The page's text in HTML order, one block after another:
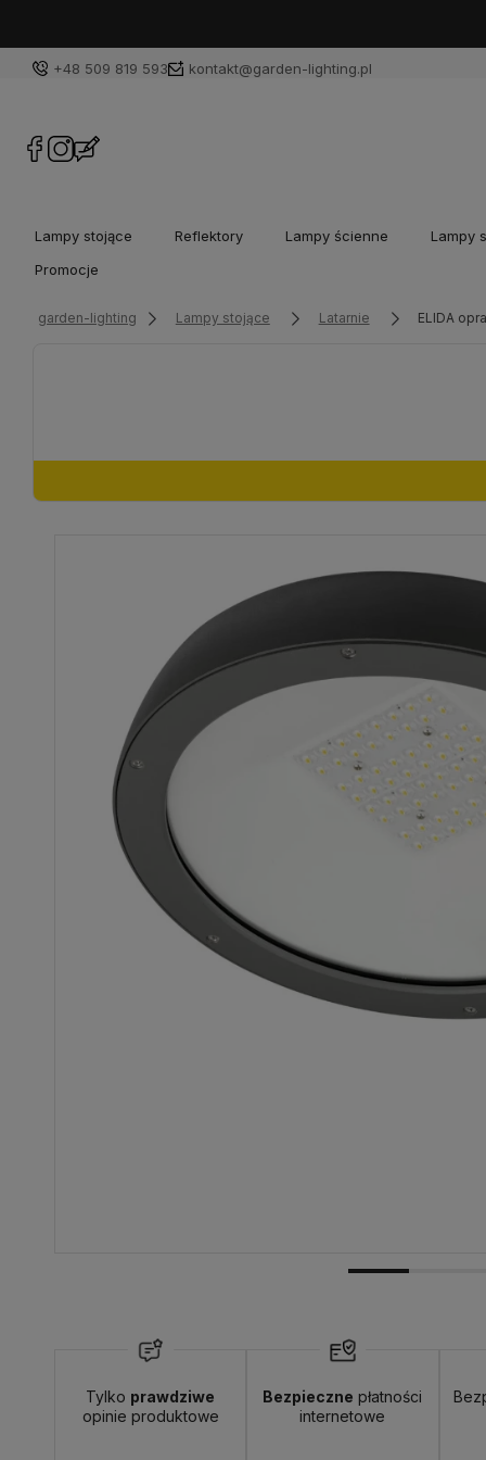
+48 509 819 593 kontakt@garden-lighting.pl
Lampy stojące Reflektory Lampy ścienne Lampy
Promocje
garden-lighting Lampy stojące Latarnie ELIDA
Tylko prawdziwe
opinie produktowe
Bezpieczne płatności
internetowe